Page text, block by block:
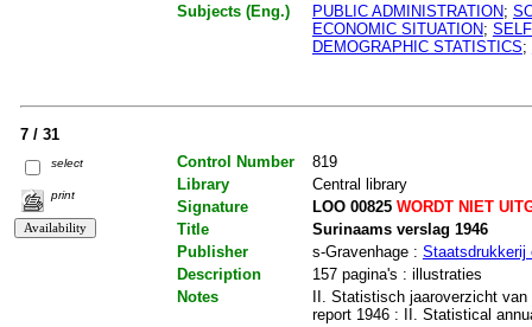
Subjects (Eng.)
PUBLIC ADMINISTRATION;
ECONOMIC SITUATION;
DEMOGRAPHIC STATISTICS;
7 / 31
select
print
Control Number
819
Library
Central library
Signature
LOO 00825WORDT NIET
Title
Surinaams verslag 1946
Publisher
s-Gravenhage : Staatsdrukkerij
Description
157 pagina's : illustraties
Notes
II. Statistisch jaaroverzicht
report 1946 : II. Statistical